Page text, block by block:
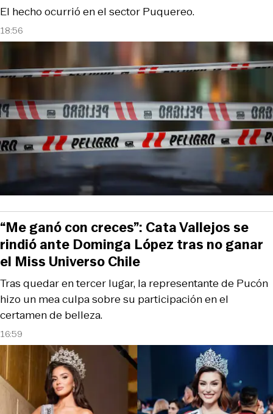
18:56
El hecho ocurrió en el sector Puquereo.
16:59
Tras quedar en tercer lugar, la representante de Pucón
hizo un mea culpa sobre su participación en el
certamen de belleza.
“Me ganó con creces”: Cata Vallejos se
rindió ante Dominga López tras no ganar
el Miss Universo Chile